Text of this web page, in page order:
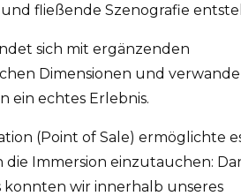
fließende Szenografie
sich mit ergänzenden
Dimensionen und
ein echtes Erlebnis.
(Point of Sale) ermöglichte
Immersion einzutauchen:
wir innerhalb unseres